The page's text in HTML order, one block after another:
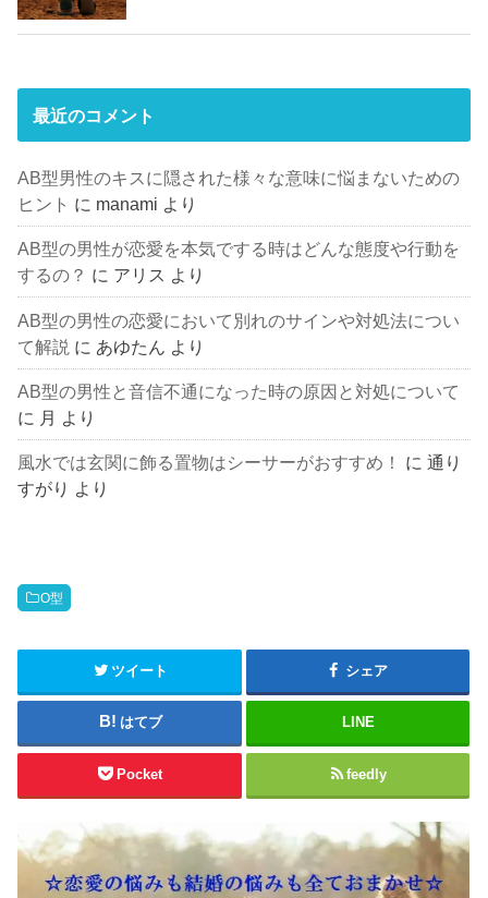
最近のコメント
AB型男性のキスに隠された様々な意味に悩まないための
ヒント に manami より
AB型の男性が恋愛を本気でする時はどんな態度や行動を
するの？ に アリス より
AB型の男性の恋愛において別れのサインや対処法につい
て解説 に あゆたん より
AB型の男性と音信不通になった時の原因と対処について
に 月 より
風水では玄関に飾る置物はシーサーがおすすめ！ に通り
すがり より
O型
ツイート シェア
はてブ LINE
Pocket feedly